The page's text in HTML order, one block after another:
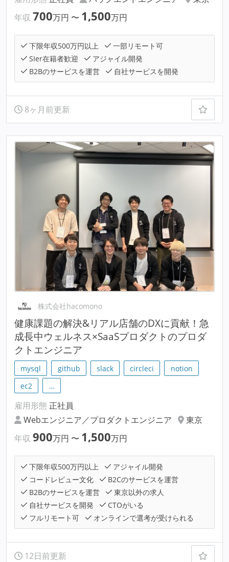
年収 700万円 〜 1,500万円
下限年収500万円以上
一部リモート可
SIer在籍者歓迎
アジャイル開発
B2Bのサービスを運営
自社サービスを開発
8ヶ月前更新
株式会社hacomono
健康課題の解決&リアル店舗のDXに貢献！急
成長中ウェルネス×SaaSプロダクトのプロダ
クトエンジニア
mysql github slack circleci
notion
ec2
…
雇用形態 正社員
Webエンジニア／プロダクトエンジニア
東京
年収 900万円 〜 1,500万円
下限年収500万円以上
アジャイル開発
コードレビュー文化
B2Cのサービスを運営
B2Bのサービスを運営
東京以外の求人
自社サービスを開発
CTOがいる
フルリモート可
オンラインで選考が受けられる
12日前更新